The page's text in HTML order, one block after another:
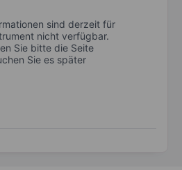
sind derzeit für
nicht verfügbar.
Sie bitte die Seite
Sie es später